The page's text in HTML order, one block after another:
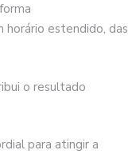
horário estendido, das
o resultado
para atingir a